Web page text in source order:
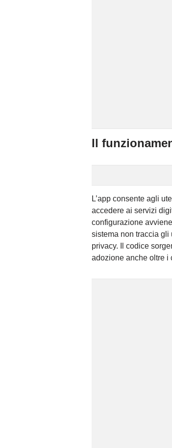
Il
L’app consente agli
accedere ai servizi
configurazione
sistema non traccia
privacy. Il codice
adozione anche oltre i